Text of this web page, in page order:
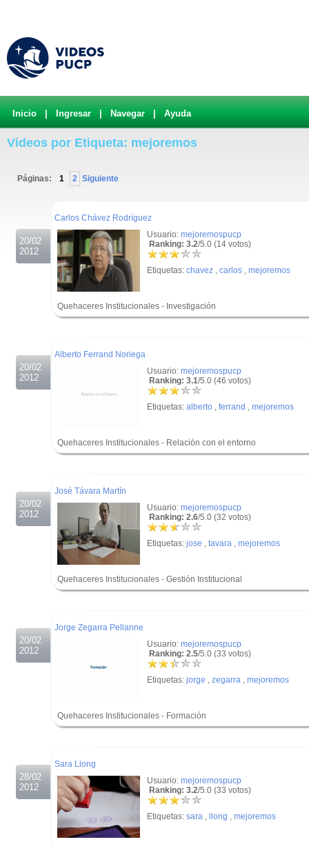
Inicio Ingresar Navegar Ayuda
Videos por Etiqueta: mejoremos
Páginas: 1 2 Siguiente
20/02
2012
Carlos Chávez Rodríguez
Usuario: mejoremospucp
Ranking: 3.2/5.0 (14 votos)
Etiquetas: chavez , carlos , mejoremos
Quehaceres Institucionales - Investigación
20/02
2012
Alberto Ferrand Noriega
Usuario: mejoremospucp
Ranking: 3.1/5.0 (46 votos)
Etiquetas: alberto , ferrand , mejoremos
Quehaceres Institucionales - Relación con el entorno
20/02
2012
José Távara Martín
Usuario: mejoremospucp
Ranking: 2.6/5.0 (32 votos)
Etiquetas: jose , tavara , mejoremos
Quehaceres Institucionales - Gestión Institucional
20/02
2012
Jorge Zegarra Pellanne
Usuario: mejoremospucp
Ranking: 2.5/5.0 (33 votos)
Etiquetas: jorge , zegarra , mejoremos
Quehaceres Institucionales - Formación
28/02
2012
Sara Llong
Usuario: mejoremospucp
Ranking: 3.2/5.0 (33 votos)
Etiquetas: sara , llong , mejoremos